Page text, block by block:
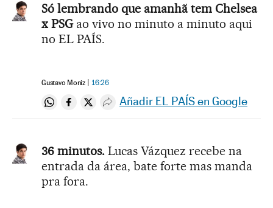
Só lembrando que amanhã tem Chelsea
x PSGao vivo no minuto a minuto aqui
no EL PAÍS.
Gustavo Moniz 16:26
Compartir en Whatsapp
Compartir en Facebook
Compartir en Twitter
Desplegar Redes Sociales
Añadir EL PAÍS en Google
36 minutos. Lucas Vázquez recebe na
entrada da área, bate forte mas manda
pra fora.